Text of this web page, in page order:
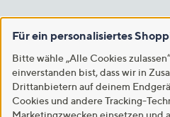
Für ein personalisiertes
Bitte wähle „Alle Cookies
einverstanden bist, dass wir in
Drittanbietern auf deinem
Cookies und andere Tracking-
Marketingzwecken einsetzen und